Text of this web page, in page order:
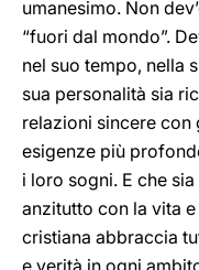
umanesimo. Non
“fuori dal mondo”.
nel suo tempo, nella
sua personalità sia
relazioni sincere con
esigenze più
i loro sogni. E che
anzitutto con la vita
cristiana abbraccia
e verità in ogni